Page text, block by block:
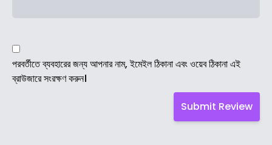
পরবর্তীতে ব্যবহারের জন্য আপনার নাম, ইমেইল ঠিকানা এবং ওয়েব ঠিকানা এই
ব্রাউজারে সংরক্ষণ করুন।